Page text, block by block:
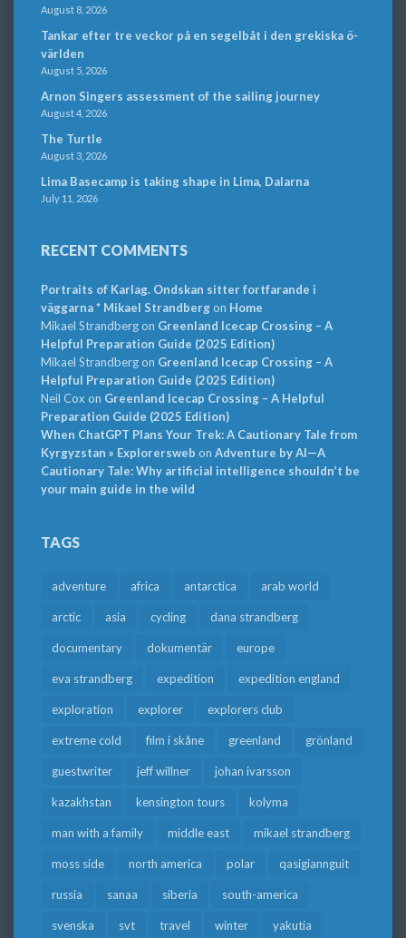
August 8, 2026
Tankar efter tre veckor på en segelbåt i den grekiska ö-
världen
August 5, 2026
Arnon Singers assessment of the sailing journey
August 4, 2026
The Turtle
August 3, 2026
Lima Basecamp is taking shape in Lima, Dalarna
July 11, 2026
RECENT COMMENTS
Portraits of Karlag. Ondskan sitter fortfarande i
väggarna * Mikael Strandbergon Home
Mikael Strandbergon Greenland Icecap Crossing – A
Helpful Preparation Guide (2025 Edition)
Mikael Strandbergon Greenland Icecap Crossing – A
Helpful Preparation Guide (2025 Edition)
Neil Cox on Greenland Icecap Crossing – A Helpful
Preparation Guide (2025 Edition)
When ChatGPT Plans Your Trek: A Cautionary Tale from
Kyrgyzstan » Explorersweb on Adventure by AI—A
Cautionary Tale: Why artificial intelligence shouldn’t be
your main guide in the wild
TAGS
adventure africa antarctica arab world
arctic asia cycling dana strandberg
documentary dokumentär europe
eva strandberg expedition expedition england
exploration explorer explorers club
extreme cold film i skåne greenland grönland
guestwriter jeff willner johan ivarsson
kazakhstan kensington tours kolyma
man with a family middle east mikael strandberg
moss side north america polar qasigiannguit
russia sanaa siberia south-america
svenska svt travel winter yakutia